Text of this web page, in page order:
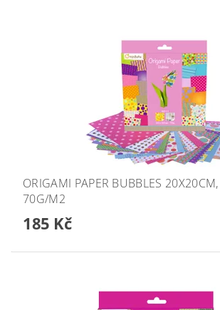
ORIGAMI PAPER BUBBLES
70G/M2
185 Kč